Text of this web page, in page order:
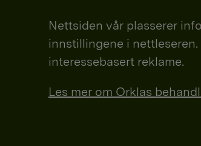
Nettsiden vår plasserer
innstillingene i
interessebasert reklame.
Les mer om Orklas